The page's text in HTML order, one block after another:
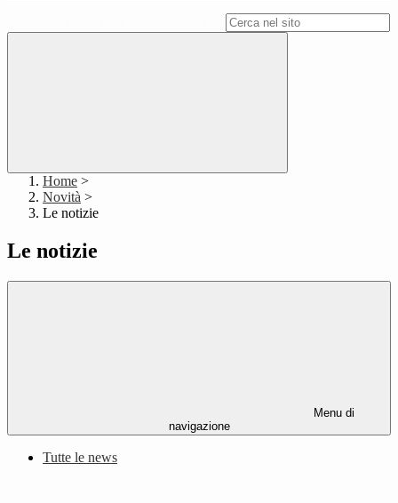
Home >
Novità >
Le notizie
Le notizie
Menu di
navigazione
Tutte le news